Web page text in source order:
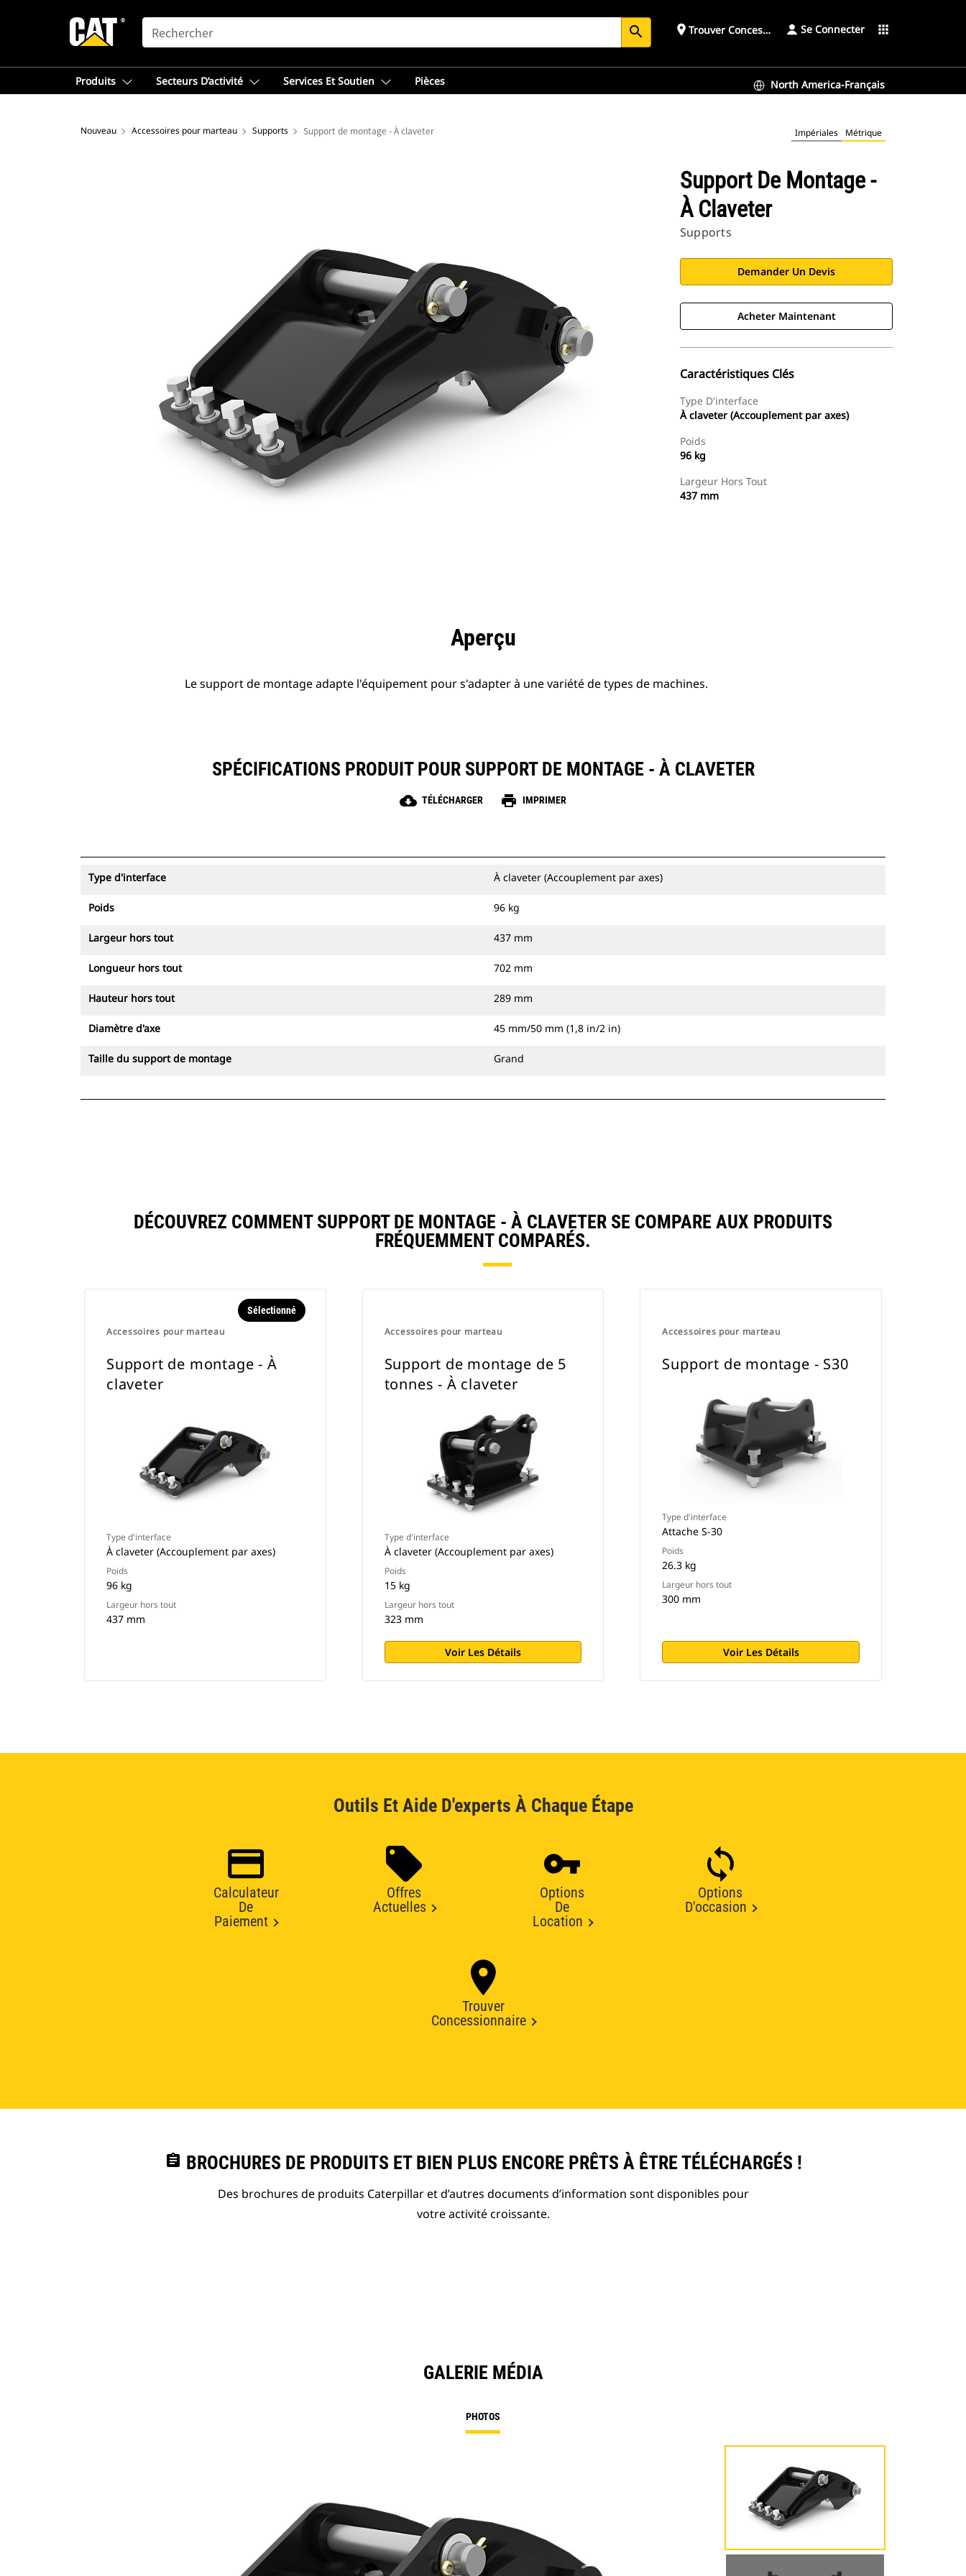
SEARCH search place Trouver ConcessionnaireSe Connecter apps
Produits Secteurs D’activité Services Et Soutien Pièces North America-Français
Nouveau Accessoires pour marteau Supports Support de montage - À claveter Impériales Métrique
Support De Montage -
À Claveter
Supports
Demander Un Devis
Acheter Maintenant
Caractéristiques Clés
Type D'interface
À claveter (Accouplement par axes)
Poids
96 kg
Largeur Hors Tout
437 mm
Aperçu
Le support de montage adapte l'équipement pour s'adapter à une variété de types de machines.
SPÉCIFICATIONS PRODUIT POUR SUPPORT DE MONTAGE - À CLAVETER
cloud_download TÉLÉCHARGER print IMPRIMER
Type d'interface À claveter (Accouplement par axes)
Poids 96 kg
Largeur hors tout 437 mm
Longueur hors tout 702 mm
Hauteur hors tout 289 mm
Diamètre d'axe 45 mm/50 mm (1,8 in/2 in)
Taille du support de montage Grand
DÉCOUVREZ COMMENT SUPPORT DE MONTAGE - À CLAVETER SE COMPARE AUX PRODUITS
FRÉQUEMMENT COMPARÉS.
Accessoires pour marteau
Sélectionné
Support de montage - À
claveter
Type d'interface
À claveter (Accouplement par axes)
Poids
96 kg
Largeur hors tout
437 mm
Accessoires pour marteau
Support de montage de 5
tonnes - À claveter
Type d'interface
À claveter (Accouplement par axes)
Poids
15 kg
Largeur hors tout
323 mm
Voir Les Détails
Accessoires pour marteau
Support de montage - S30
Type d'interface
Attache S-30
Poids
26.3 kg
Largeur hors tout
300 mm
Voir Les Détails
Outils Et Aide D'experts À Chaque Étape
Calculateur
De
Paiement
Offres
Actuelles
Options
De
Location
Options
D'occasion
Trouver
Concessionnaire
assignment BROCHURES DE PRODUITS ET BIEN PLUS ENCORE PRÊTS À ÊTRE TÉLÉCHARGÉS !
Des brochures de produits Caterpillar et d’autres documents d’information sont disponibles pour
votre activité croissante.
GALERIE MÉDIA
PHOTOS